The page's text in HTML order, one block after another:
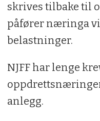
skrives tilbake til
påfører næringa
belastninger.
NJFF har lenge
anlegg.